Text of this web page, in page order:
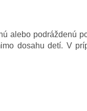
alebo podráždenú
dosahu detí. V